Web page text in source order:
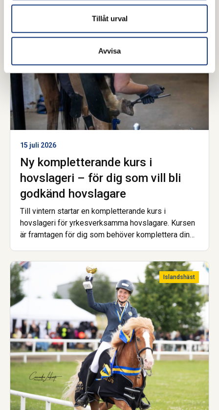
Tillåt urval
Avvisa
Trevlig lyssning!
15 juli 2026
Ny kompletterande kurs i
hovslageri – för dig som vill bli
godkänd hovslagare
Till vintern startar en kompletterande kurs i
hovslageri för yrkesverksamma hovslagare. Kursen
är framtagen för dig som behöver komplettera din
Islandshäst